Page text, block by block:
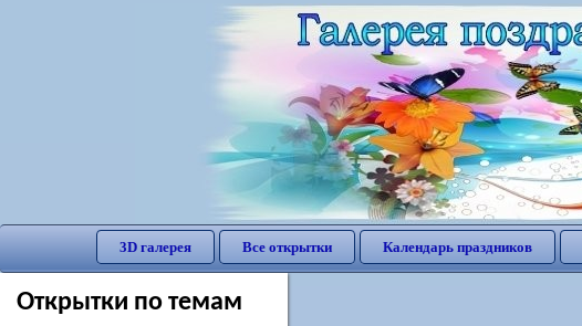
3D галерея Все открытки Календарь праздников
Открытки по темам